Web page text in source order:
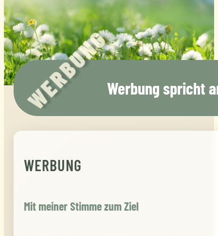
WERBUNGWerbung spricht
WERBUNG
Mit meiner Stimme zum Ziel